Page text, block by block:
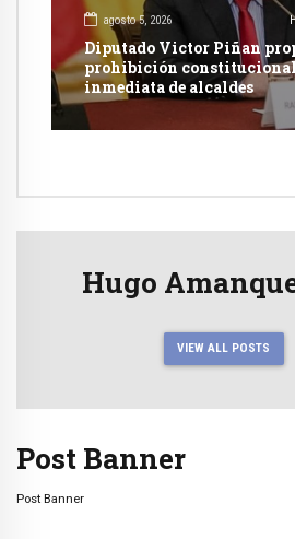
agosto 5, 2026
Diputado Victor Piñan
prohibición constitucional
inmediata de alcaldes
Hugo
VIEW ALL POSTS
Post Banner
Post Banner